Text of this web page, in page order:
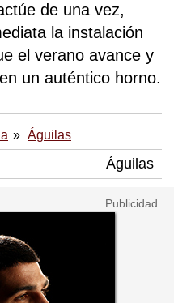
de una vez,
la instalación
el verano avance y
un auténtico horno.
Águilas
Águilas